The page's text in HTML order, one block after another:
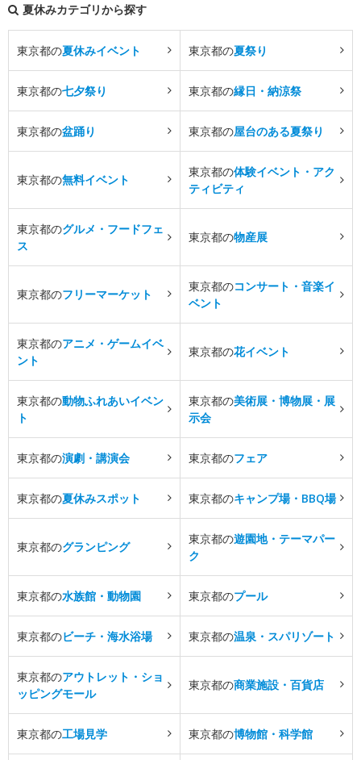
夏休みカテゴリから探す
東京都の夏休みイベント 東京都の夏祭り
東京都の七夕祭り 東京都の縁日・納涼祭
東京都の盆踊り 東京都の屋台のある夏祭り
東京都の無料イベント
東京都の体験イベント・アク
ティビティ
東京都のグルメ・フードフェ
ス
東京都の物産展
東京都のフリーマーケット
東京都のコンサート・音楽イ
ベント
東京都のアニメ・ゲームイベ
ント
東京都の花イベント
東京都の動物ふれあいイベン
ト
東京都の美術展・博物展・展
示会
東京都の演劇・講演会 東京都のフェア
東京都の夏休みスポット 東京都のキャンプ場・BBQ場
東京都のグランピング
東京都の遊園地・テーマパー
ク
東京都の水族館・動物園 東京都のプール
東京都のビーチ・海水浴場 東京都の温泉・スパリゾート
東京都のアウトレット・ショ
ッピングモール
東京都の商業施設・百貨店
東京都の工場見学 東京都の博物館・科学館